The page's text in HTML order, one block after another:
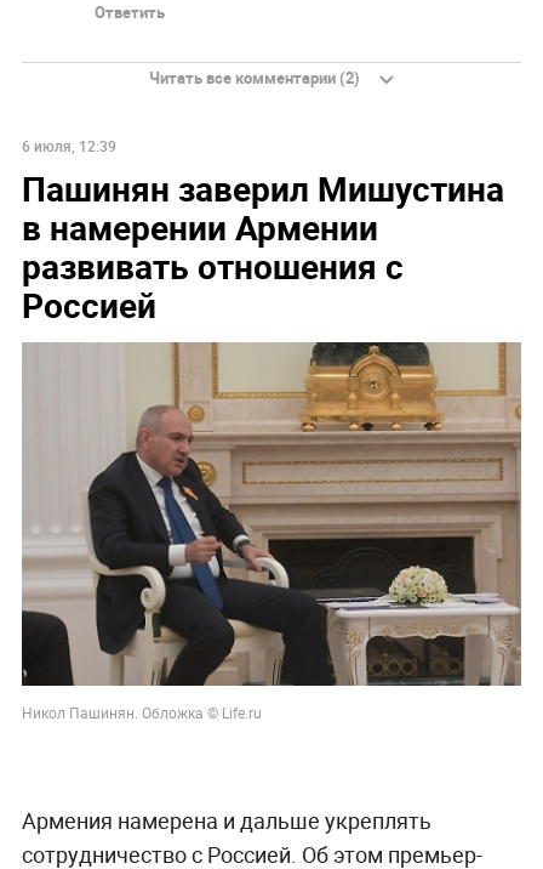
Ответить
Читать все комментарии (2)
6 июля, 12:39
Пашинян заверил Мишустина
в намерении Армении
развивать отношения с
Россией
Никол Пашинян. Обложка © Life.ru
Армения намерена и дальше укреплять
сотрудничество с Россией. Об этом премьер-